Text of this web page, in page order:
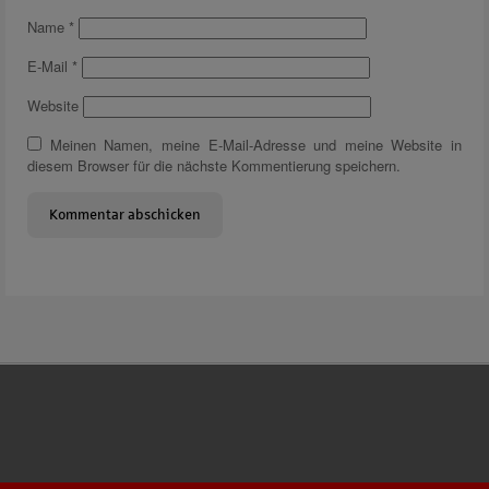
Name *
E-Mail *
Website
Meinen Namen, meine E-Mail-Adresse und meine Website in
diesem Browser für die nächste Kommentierung speichern.